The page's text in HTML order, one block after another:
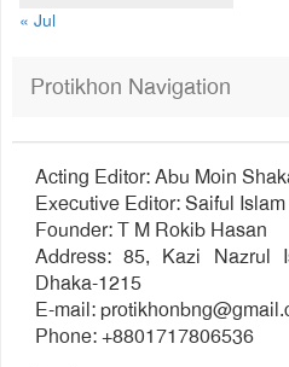
« Jul
Protikhon Navigation
Acting Editor: Abu Moin
Executive Editor: Saiful Islam
Founder: T M Rokib Hasan
Address: 85, Kazi Nazrul
Dhaka-1215
E-mail:
Phone: +8801717806536